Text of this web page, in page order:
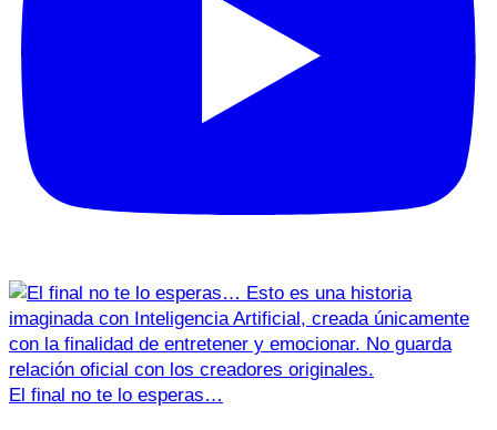
El final no te lo esperas…